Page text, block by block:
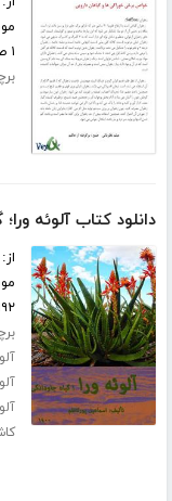
۱ صفحه
دانلود کتاب آلوئه
از:
۱۹۲